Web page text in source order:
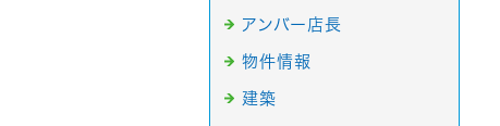
アンバー店長
物件情報
建築